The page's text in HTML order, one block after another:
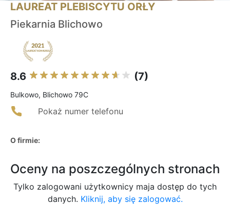
LAUREAT PLEBISCYTU ORŁY
Piekarnia Blichowo
8.6 (7)
Bulkowo, Blichowo 79C
Pokaż numer telefonu
O firmie:
Oceny na poszczególnych stronach
Tylko zalogowani użytkownicy maja dostęp do tych
danych. Kliknij, aby się zalogować.